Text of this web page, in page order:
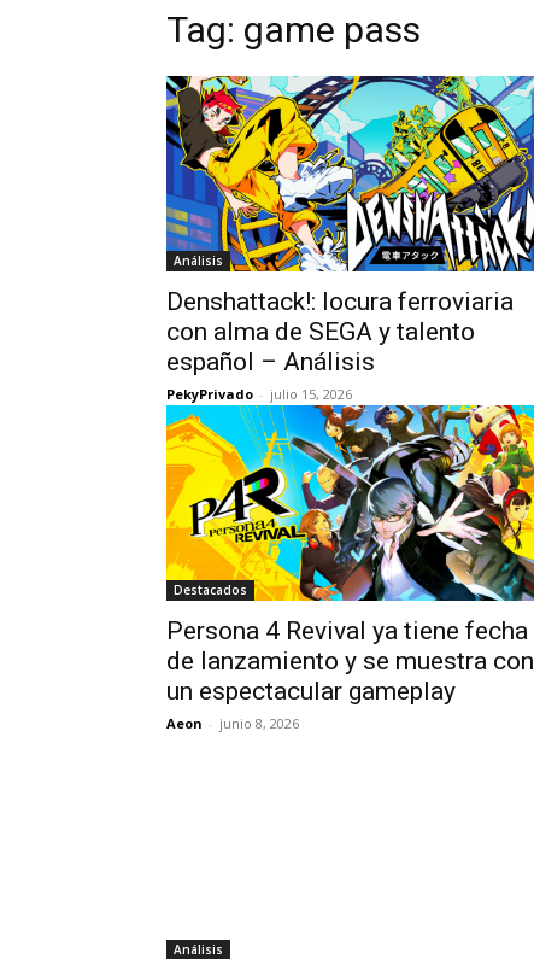
Tag: game pass
Análisis
Denshattack!: locura ferroviaria
con alma de SEGA y talento
español – Análisis
PekyPrivado - julio 15, 2026
Destacados
Persona 4 Revival ya tiene fecha
de lanzamiento y se muestra con
un espectacular gameplay
Aeon - junio 8, 2026
Análisis